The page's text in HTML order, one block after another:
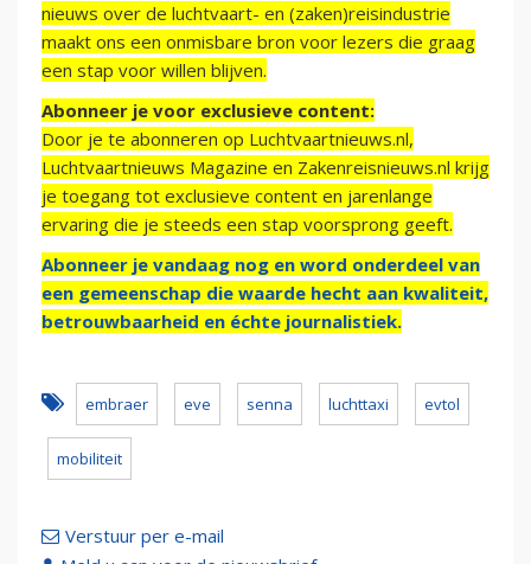
nieuws over de luchtvaart- en (zaken)reisindustrie
maakt ons een onmisbare bron voor lezers die graag
een stap voor willen blijven.
Abonneer je voor exclusieve content:
Door je te abonneren op Luchtvaartnieuws.nl,
Luchtvaartnieuws Magazine en Zakenreisnieuws.nl krijg
je toegang tot exclusieve content en jarenlange
ervaring die je steeds een stap voorsprong geeft.
Abonneer je vandaag nog en word onderdeel van
een gemeenschap die waarde hecht aan kwaliteit,
betrouwbaarheid en échte journalistiek.
embraer eve senna luchttaxi evtol
mobiliteit
Verstuur per e-mail